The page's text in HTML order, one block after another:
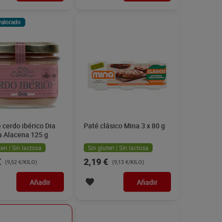
cerdo ibérico Dia
Alacena 125 g
| Sin lactosa
(9,52 €/KILO)
Añadir
Paté clásico Mina 3 x 80 g
Sin gluten | Sin lactosa
2,19 € (9,13 €/KILO)
Añadir